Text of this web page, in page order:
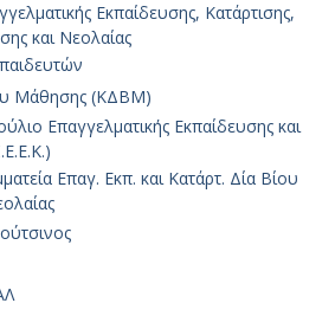
Εκπαίδευσης, Κατάρτισης,
και Νεολαίας
Μάθησης (ΚΔΒΜ)
Επαγγελματικής Εκπαίδευσης και
Επαγ. Εκπ. και Κατάρτ. Δία Βίου